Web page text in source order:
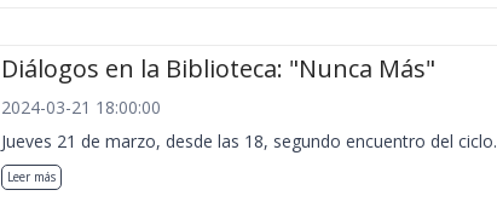
Diálogos en la Biblioteca: "Nunca Más"
2024-03-21 18:00:00
Jueves 21 de marzo, desde las 18, segundo encuentro del ciclo.
Leer más